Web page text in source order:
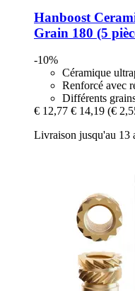
Hanboost
Grain 180 (5
-10%
Céramique
Renforcé avec
Différents
€ 12,77 € 14,19 (€
Livraison jusqu'au 13